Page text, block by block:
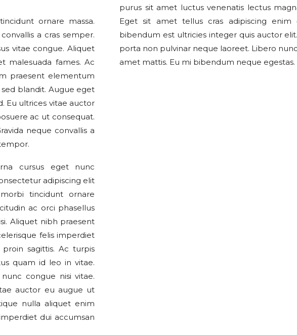
ornare massa.
a cras semper.
vitae congue. Aliquet
malesuada fames. Ac
praesent elementum
sed blandit. Augue eget
Eu ultrices vitae auctor
ac ut consequat.
neque convallis a
cursus eget nunc
adipiscing elit
tincidunt ornare
ac orci phasellus
Aliquet nibh praesent
felis imperdiet
sagittis. Ac turpis
quam id leo in vitae.
congue nisi vitae.
auctor eu augue ut
nulla aliquet enim
dui accumsan
purus sit amet luctus venenatis lectus
Eget sit amet tellus cras adipiscing enim
bibendum est ultricies integer quis auctor
porta non pulvinar neque laoreet. Libero
amet mattis. Eu mi bibendum neque egestas.